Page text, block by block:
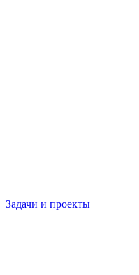
Задачи и проекты